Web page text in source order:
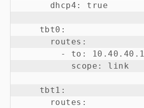
      dhcp4: true
    tbt0:
      routes:
- to:
          scope: link
    tbt1:
      routes: